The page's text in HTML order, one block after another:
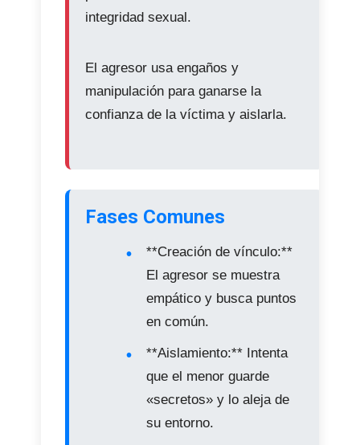
integridad sexual.
El agresor usa engaños y
manipulación para ganarse la
confianza de la víctima y aislarla.
Fases Comunes
**Creación de vínculo:**
El agresor se muestra
empático y busca puntos
en común.
**Aislamiento:** Intenta
que el menor guarde
«secretos» y lo aleja de
su entorno.